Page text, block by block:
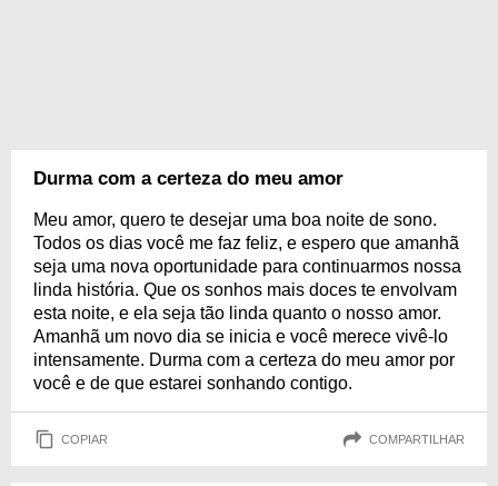
Durma com a certeza do meu amor
Meu amor, quero te desejar uma boa noite de sono.
Todos os dias você me faz feliz, e espero que amanhã
seja uma nova oportunidade para continuarmos nossa
linda história. Que os sonhos mais doces te envolvam
esta noite, e ela seja tão linda quanto o nosso amor.
Amanhã um novo dia se inicia e você merece vivê-lo
intensamente. Durma com a certeza do meu amor por
você e de que estarei sonhando contigo.
COPIAR COMPARTILHAR